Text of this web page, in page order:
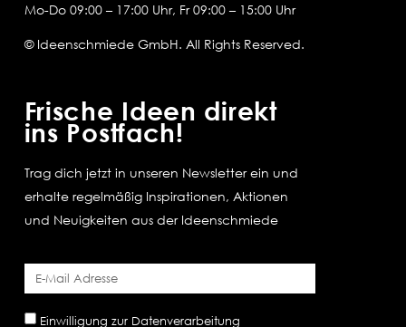
Mo-Do 09:00 – 17:00 Uhr, Fr 09:00 – 15:00 Uhr
© Ideenschmiede GmbH. All Rights Reserved.
Frische Ideen direkt
ins Postfach!
Trag dich jetzt in unseren Newsletter ein und
erhalte regelmäßig Inspirationen, Aktionen
und Neuigkeiten aus der Ideenschmiede
Einwilligung zur Datenverarbeitung